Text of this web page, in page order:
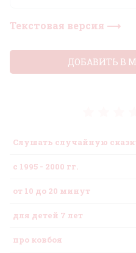
Текстовая версия ⟶
Слушать случайную
с 1995 - 2000 гг.
от 10 до 20 минут
для детей 7 лет
про ковбоя
ДОБАВИТЬ В